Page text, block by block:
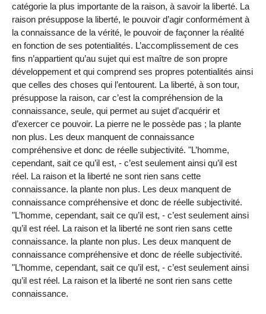
catégorie la plus importante de la raison, à savoir la liberté. La
raison présuppose la liberté, le pouvoir d’agir conformément à
la connaissance de la vérité, le pouvoir de façonner la réalité
en fonction de ses potentialités. L’accomplissement de ces
fins n’appartient qu’au sujet qui est maître de son propre
développement et qui comprend ses propres potentialités ainsi
que celles des choses qui l’entourent. La liberté, à son tour,
présuppose la raison, car c’est la compréhension de la
connaissance, seule, qui permet au sujet d’acquérir et
d’exercer ce pouvoir. La pierre ne le possède pas ; la plante
non plus. Les deux manquent de connaissance
compréhensive et donc de réelle subjectivité. "L’homme,
cependant, sait ce qu’il est, - c’est seulement ainsi qu’il est
réel. La raison et la liberté ne sont rien sans cette
connaissance. la plante non plus. Les deux manquent de
connaissance compréhensive et donc de réelle subjectivité.
"L’homme, cependant, sait ce qu’il est, - c’est seulement ainsi
qu’il est réel. La raison et la liberté ne sont rien sans cette
connaissance. la plante non plus. Les deux manquent de
connaissance compréhensive et donc de réelle subjectivité.
"L’homme, cependant, sait ce qu’il est, - c’est seulement ainsi
qu’il est réel. La raison et la liberté ne sont rien sans cette
connaissance.